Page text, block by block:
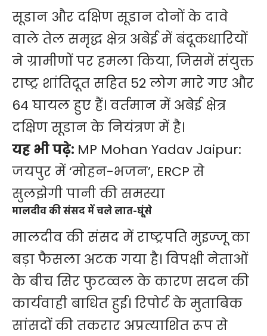
सूडान और दक्षिण सूडान दोनों के दावे
वाले तेल समृद्ध क्षेत्र अबेई में बंदूकधारियों
ने ग्रामीणों पर हमला किया, जिसमें संयुक्त
राष्ट्र शांतिदूत सहित 52 लोग मारे गए और
64 घायल हुए हैं। वर्तमान में अबेई क्षेत्र
दक्षिण सूडान के नियंत्रण में है।
यह भी पढ़े: MP Mohan Yadav Jaipur:
जयपुर में ‘मोहन-भजन’, ERCP से
सुलझेगी पानी की समस्या
मालदीव की संसद में चले लात-घूंसे
मालदीव की संसद में राष्ट्रपति मुइज्जू का
बड़ा फैसला अटक गया है। विपक्षी नेताओं
के बीच सिर फुटव्वल के कारण सदन की
कार्यवाही बाधित हुई। रिपोर्ट के मुताबिक
सांसदों की तकरार अप्रत्याशित रूप से